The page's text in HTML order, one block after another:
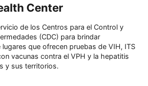
Center
de los Centros para el Control y
(CDC) para brindar
que ofrecen pruebas de VIH, ITS
vacunas contra el VPH y la hepatitis
y sus territorios.